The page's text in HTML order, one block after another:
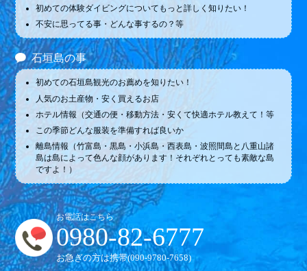
初めての体験ダイビングについてもっと詳しく知りたい！
不安に思ってる事・どんな事するの？等
石垣島の事
初めての石垣島観光のお薦めを知りたい！
人気のお土産物・安く買えるお店
ホテル情報（交通の便・移動方法・安くて快適ホテル教えて！等
この季節どんな服装を準備すれば良いか
離島情報（竹富島・黒島・小浜島・西表島・波照間島と八重山諸
島は島によって色んな顔があります！それぞれとっても素敵な島
ですよ！）
お電話はこちら
0980-82-6777
お急ぎの方は携帯(090-9780-7658)